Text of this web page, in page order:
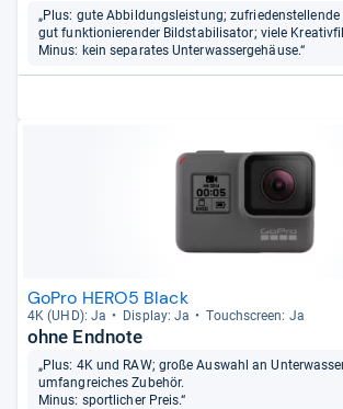
„Plus: gute Abbildungsleistung; zufriedenstellende
gut funktionierender Bildstabilisator; viele
Minus: kein separates Unterwassergehäuse.“
GoPro HERO5 Black
4K (UHD): Ja Dis­play: Ja Touch­s­creen: Ja
ohne Endnote
„Plus: 4K und RAW; große Auswahl an
umfangreiches Zubehör.
Minus: sportlicher Preis.“